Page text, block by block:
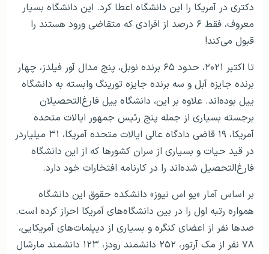
دکتری در آمریکا را این دانشگاه اعطا کرد. این دانشگاه بسیار
معروف، فقط ۶ درصد از افرادی که متقاضی ورود هستند را
قبول می‌کند!
تا اکتبر ۲۰۲۱، حدود ۶۵ برنده نوبل، پنج مدال آور فیلدز، چهار
برنده جایزه آبل و سه برنده جایزه تورینگ وابسته به دانشگاه
ییل بوده‌اند. علاوه بر این، دانشگاه ییل فارغ‌التحصیلان
برجسته بسیاری از جمله پنج رئیس جمهور ایالات متحده
آمریکا، ۱۹ قاضی دادگاه عالی ایالات متحده آمریکا، ۳۱ میلیاردر
در قید حیات و بسیاری از سران کشورها که از این دانشگاه
فارغ‌التحصیل شده‌اند را در کارنامه افتخارات خود دارد.
بر اساس آمار «یو اس نیوز» دانشکده حقوق این دانشگاه
همواره رتبه اول را در بین دانشگاه‌های آمریکا احراز کرده‌ است.
صدها نفر از اعضای کنگره و بسیاری از دیپلمات‌های آمریکایی،
۷۸ نفر از مک آرتور، ۲۵۲ دانشمند رودز، ۱۲۳ دانشمند مارشال